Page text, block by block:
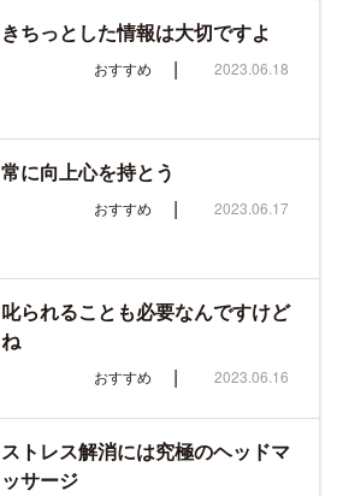
きちっとした情報は大切ですよ
おすすめ | 2023.06.18
常に向上心を持とう
おすすめ | 2023.06.17
叱られることも必要なんですけど
ね
おすすめ | 2023.06.16
ストレス解消には究極のヘッドマ
ッサージ